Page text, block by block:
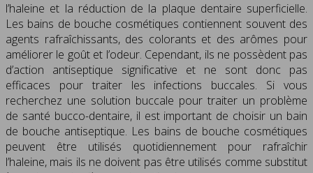
l’haleine et la réduction de la plaque dentaire superficielle.
Les bains de bouche cosmétiques contiennent souvent des
agents rafraîchissants, des colorants et des arômes pour
améliorer le goût et l’odeur. Cependant, ils ne possèdent pas
d’action antiseptique significative et ne sont donc pas
efficaces pour traiter les infections buccales. Si vous
recherchez une solution buccale pour traiter un problème
de santé bucco-dentaire, il est important de choisir un bain
de bouche antiseptique. Les bains de bouche cosmétiques
peuvent être utilisés quotidiennement pour rafraîchir
l’haleine, mais ils ne doivent pas être utilisés comme substitut